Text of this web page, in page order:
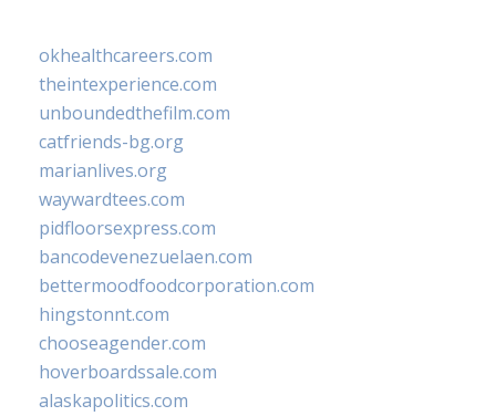
okhealthcareers.com
theintexperience.com
unboundedthefilm.com
catfriends-bg.org
marianlives.org
waywardtees.com
pidfloorsexpress.com
bancodevenezuelaen.com
bettermoodfoodcorporation.com
hingstonnt.com
chooseagender.com
hoverboardssale.com
alaskapolitics.com